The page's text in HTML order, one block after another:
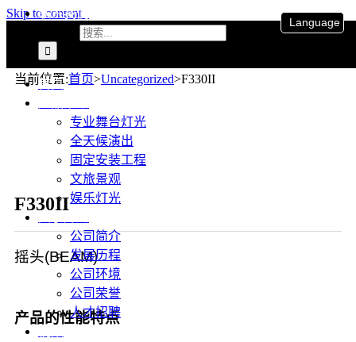
Skip to content
联系我们
首页
专业舞台灯光
全天候演出
固定安装工程
文旅景观
娱乐灯光
公司简介
发展历程
公司环境
公司荣誉
人才招聘
当前位置:首页>Uncategorized>F330II
F330II
摇头(BEAM)
产品的性能特点
Language